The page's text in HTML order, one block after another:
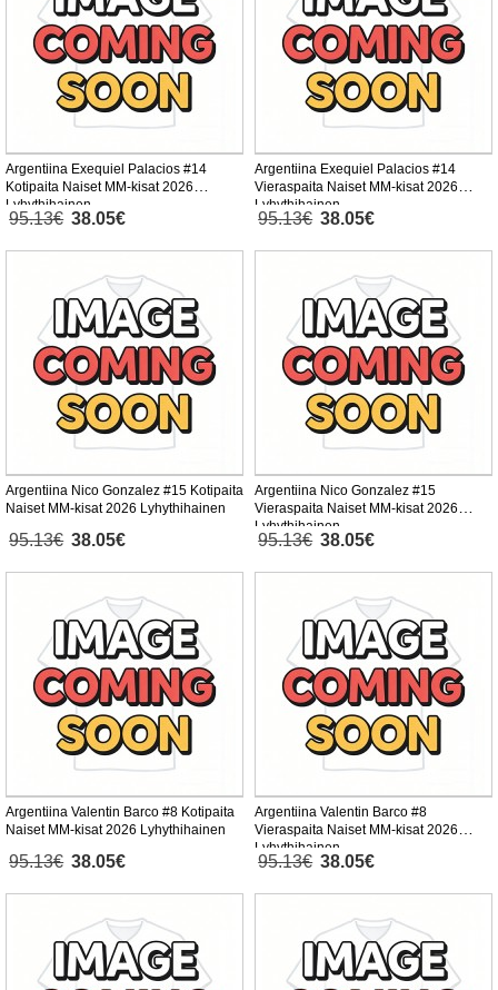
Argentiina Exequiel Palacios #14
Kotipaita Naiset MM-kisat 2026
Lyhythihainen
95.13€ 38.05€
Argentiina Exequiel Palacios #14
Vieraspaita Naiset MM-kisat 2026
Lyhythihainen
95.13€ 38.05€
Argentiina Nico Gonzalez #15 Kotipaita
Naiset MM-kisat 2026 Lyhythihainen
95.13€ 38.05€
Argentiina Nico Gonzalez #15
Vieraspaita Naiset MM-kisat 2026
Lyhythihainen
95.13€ 38.05€
Argentiina Valentin Barco #8 Kotipaita
Naiset MM-kisat 2026 Lyhythihainen
95.13€ 38.05€
Argentiina Valentin Barco #8
Vieraspaita Naiset MM-kisat 2026
Lyhythihainen
95.13€ 38.05€